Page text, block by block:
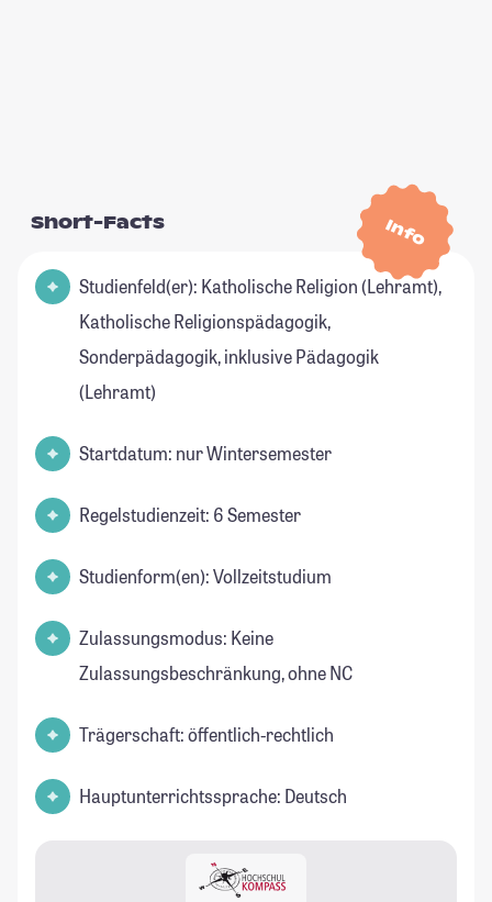
Info
Short-Facts
Studienfeld(er): Katholische Religion (Lehramt),
Katholische Religionspädagogik,
Sonderpädagogik, inklusive Pädagogik
(Lehramt)
Startdatum: nur Wintersemester
Regelstudienzeit: 6 Semester
Studienform(en): Vollzeitstudium
Zulassungsmodus: Keine
Zulassungsbeschränkung, ohne NC
Trägerschaft: öffentlich-rechtlich
Hauptunterrichtssprache: Deutsch